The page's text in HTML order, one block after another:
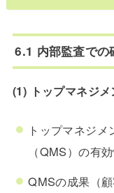
6.1 内部監査での
(1) トップマネジ
トップマネジ
（QMS）の有
QMSの成果（